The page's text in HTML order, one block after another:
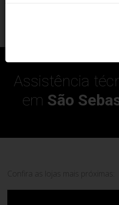
Assistência
em São
Confira as lojas mais próximas: